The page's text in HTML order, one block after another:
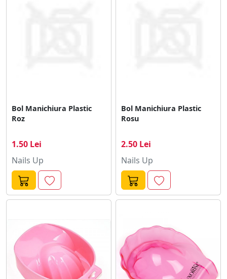
Bol Manichiura Plastic
Roz
1.50 Lei
Nails Up
Bol Manichiura Plastic
Rosu
2.50 Lei
Nails Up